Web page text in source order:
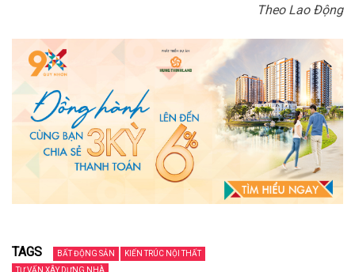
Theo Lao Động
TAGS BẤT ĐỘNG SẢN
KIẾN TRÚC NỘI THẤT
TƯ VẤN XÂY DỰNG NHÀ